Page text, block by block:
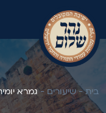
בית -שיעורים -גמרא